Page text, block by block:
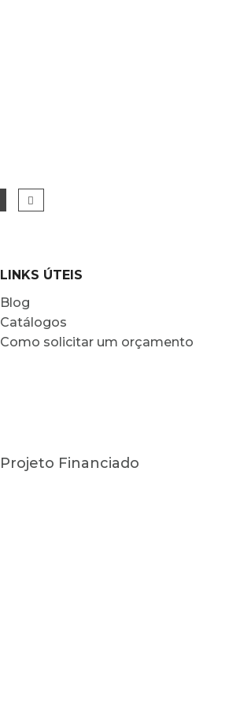
LINKS ÚTEIS
Blog
Catálogos
Como solicitar um orçamento
Projeto Financiado